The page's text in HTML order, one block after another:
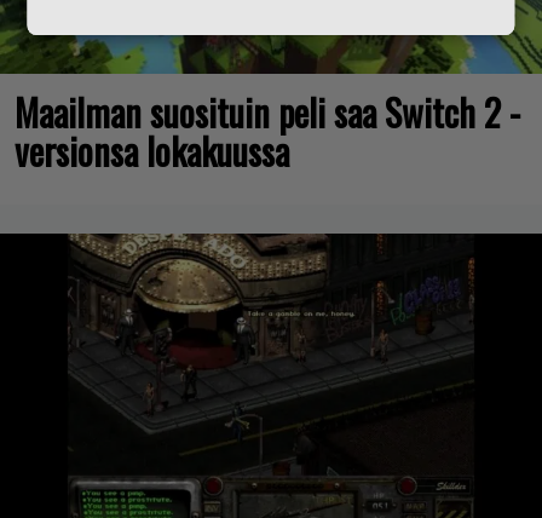
Maailman suosituin peli saa Switch 2 -
versionsa lokakuussa